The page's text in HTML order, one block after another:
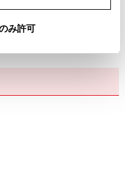
み許可